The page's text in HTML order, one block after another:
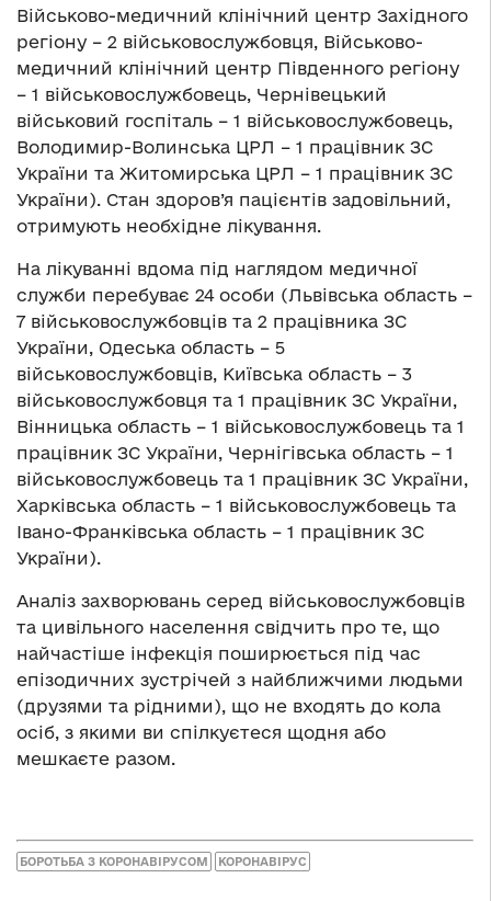
Військово-медичний клінічний центр Західного
регіону – 2 військовослужбовця, Військово-
медичний клінічний центр Південного регіону
– 1 військовослужбовець, Чернівецький
військовий госпіталь – 1 військовослужбовець,
Володимир-Волинська ЦРЛ – 1 працівник ЗС
України та Житомирська ЦРЛ – 1 працівник ЗС
України). Стан здоров’я пацієнтів задовільний,
отримують необхідне лікування.
На лікуванні вдома під наглядом медичної
служби перебуває 24 особи (Львівська область –
7 військовослужбовців та 2 працівника ЗС
України, Одеська область – 5
військовослужбовців, Київська область – 3
військовослужбовця та 1 працівник ЗС України,
Вінницька область – 1 військовослужбовець та 1
працівник ЗС України, Чернігівська область – 1
військовослужбовець та 1 працівник ЗС України,
Харківська область – 1 військовослужбовець та
Івано-Франківська область – 1 працівник ЗС
України).
Аналіз захворювань серед військовослужбовців
та цивільного населення свідчить про те, що
найчастіше інфекція поширюється під час
епізодичних зустрічей з найближчими людьми
(друзями та рідними), що не входять до кола
осіб, з якими ви спілкуєтеся щодня або
мешкаєте разом.
БОРОТЬБА З КОРОНАВІРУСОМ КОРОНАВІРУС